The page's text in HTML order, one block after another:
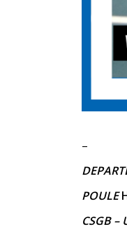
–
POULE
CSGB –